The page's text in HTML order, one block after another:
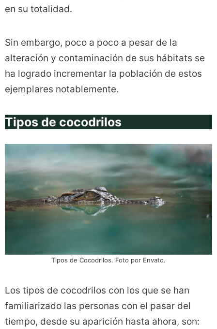
en su totalidad.
Sin embargo, poco a poco a pesar de la
alteración y contaminación de sus hábitats se
ha logrado incrementar la población de estos
ejemplares notablemente.
Tipos de cocodrilos
Tipos de Cocodrilos. Foto por Envato.
Los tipos de cocodrilos con los que se han
familiarizado las personas con el pasar del
tiempo, desde su aparición hasta ahora, son: